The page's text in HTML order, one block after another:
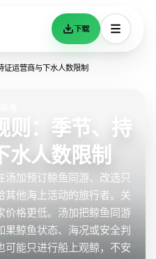
下载
证运营商与下水人数限制
则：季节、持
水人数限制
汤加预订鲸鱼同游、改选只
其他海上活动的旅行者。关
价格更低。汤加把鲸鱼同游
鲸鱼状态、海况或安全判
可能只进行船上观鲸，不安